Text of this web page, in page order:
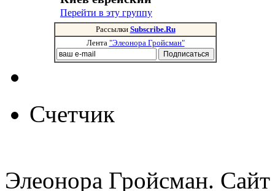
Перейти в эту группу
Рассылки Subscribe.Ru
Лента "Элеонора Гройсман"
Счетчик
Элеонора Гройсман.